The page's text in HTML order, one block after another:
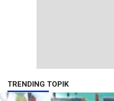
TRENDING TOPIK